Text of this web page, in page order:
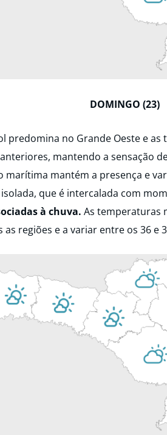
DOMINGO (23)
predomina no Grande Oeste e
mantendo a sensação
marítima mantém a presença e
que é intercalada com
à chuva. As temperaturas
as regiões e a variar entre os 36 e